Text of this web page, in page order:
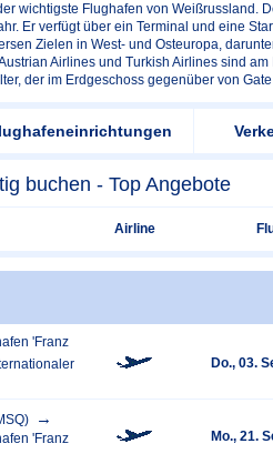
wichtigste Flughafen von Weißrussland.
Er verfügt über ein Terminal und eine
Zielen in West- und Osteuropa,
Airlines und Turkish Airlines sind
der im Erdgeschoss gegenüber von
buchen - Top Angebote
Airline
'Franz
Do., 03.
'Franz
Mo., 21.